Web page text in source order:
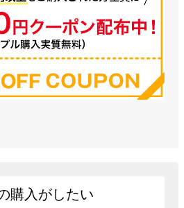
購入がしたい